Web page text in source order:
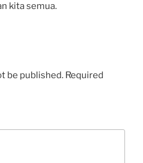
kita semua.
be published. Required